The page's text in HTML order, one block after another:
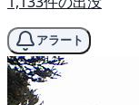
アラート